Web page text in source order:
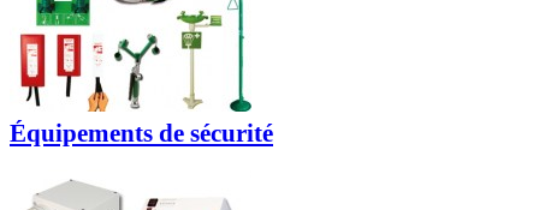
Équipements de sécurité